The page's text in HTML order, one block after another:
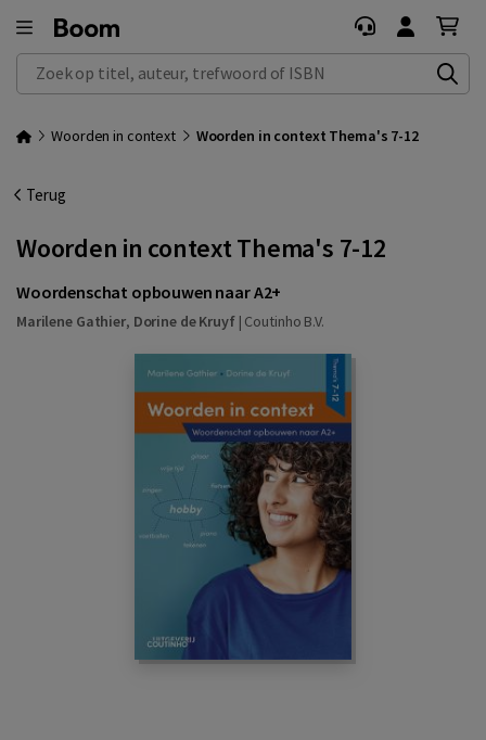
Zoek op titel, auteur, trefwoord of ISBN
Woorden in context Woorden in context Thema's 7-12
Terug
Woorden in context Thema's 7-12
Woordenschat opbouwen naar A2+
Marilene Gathier, Dorine de Kruyf| Coutinho B.V.